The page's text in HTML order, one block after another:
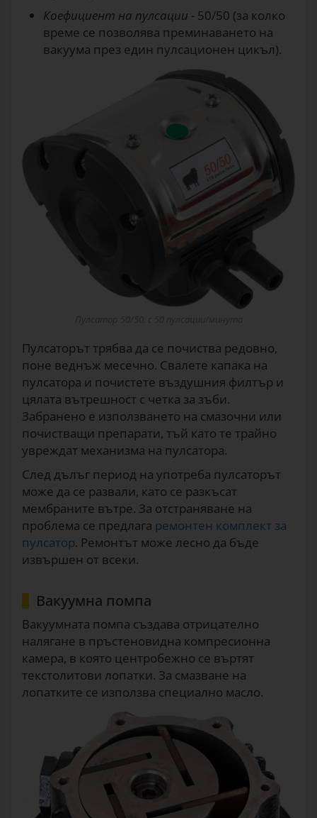
Коефициент на пулсации - 50/50 (за колко
време се позволява преминаването на
вакуума през един пулсационен цикъл).
Пулсаторът трябва да се почиства редовно,
поне веднъж месечно. Свалете капака на
пулсатора и почистете въздушния филтър и
цялата вътрешност с четка за зъби.
Забранено е използването на смазочни или
почистващи препарати, тъй като те трайно
увреждат механизма на пулсатора.
След дълъг период на употреба пулсаторът
може да се развали, като се разкъсат
мембраните вътре. За отстраняване на
проблема се предлага ремонтен комплект за
пулсатор. Ремонтът може лесно да бъде
извършен от всеки.
Вакуумна помпа
Вакуумната помпа създава отрицателно
налягане в пръстеновидна компресионна
камера, в която центробежно се въртят
текстолитови лопатки. За смазване на
лопатките се използва специално масло.